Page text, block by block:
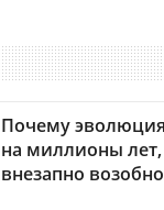
Почему
на миллионы
внезапно